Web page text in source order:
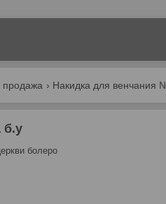
продажа
б.у
болеро